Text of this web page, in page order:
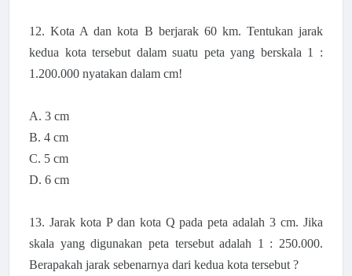
12. Kota A dan kota B berjarak 60 km. Tentukan jarak
kedua kota tersebut dalam suatu peta yang berskala 1 :
1.200.000 nyatakan dalam cm!
A. 3 cm
B. 4 cm
C. 5 cm
D. 6 cm
13. Jarak kota P dan kota Q pada peta adalah 3 cm. Jika
skala yang digunakan peta tersebut adalah 1 : 250.000.
Berapakah jarak sebenarnya dari kedua kota tersebut ?